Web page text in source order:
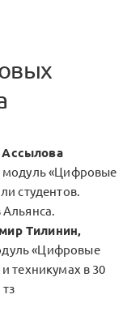
Ассылова
модуль «Цифровые
студентов.
Альянса.
Тилинин,
«Цифровые
техникумах в 30